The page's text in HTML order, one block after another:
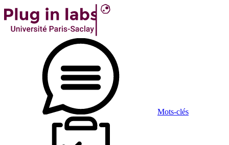
Mots-clés